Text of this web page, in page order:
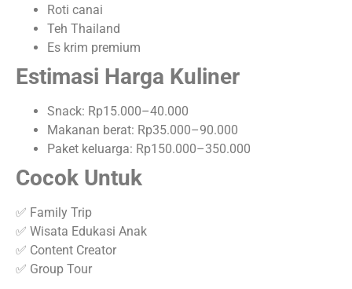
Roti canai
Teh Thailand
Es krim premium
Estimasi Harga Kuliner
Snack: Rp15.000–40.000
Makanan berat: Rp35.000–90.000
Paket keluarga: Rp150.000–350.000
Cocok Untuk
✅ Family Trip
✅ Wisata Edukasi Anak
✅ Content Creator
✅ Group Tour